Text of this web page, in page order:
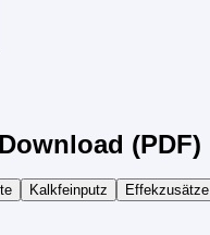
(PDF)
Kalkfeinputz Effekzusätze